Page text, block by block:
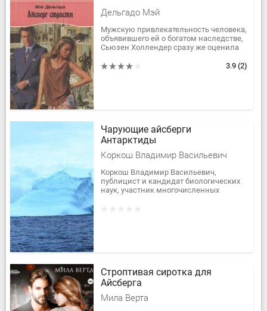
Дельгадо Мэй
Мужскую привлекательность человека,
объявившего ей о богатом наследстве,
Сьюзен Холлендер сразу же оценила
тайной, почему человек,...
3.9 (2)
Чарующие айсберги
Антарктиды
Коркош Владимир Васильевич
Коркош Владимир Васильевич,
публицист и кандидат биологических
наук, участник многочисленных
Строптивая сиротка для
Айсберга
Мила Верта